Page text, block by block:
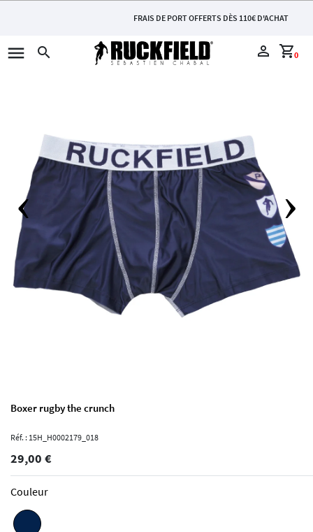
FRAIS DE PORT OFFERTS DÈS 110€ D'ACHAT
menu search perm_identity 0
shopping_cart
Boxer rugby the crunch
Réf. : 15H_H0002179_018
29,00 €
Couleur